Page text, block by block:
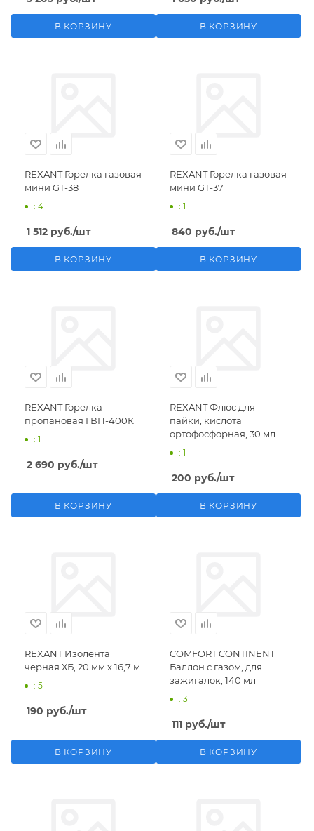
В КОРЗИНУ В КОРЗИНУ
REXANT Горелка газовая
мини GT-38
: 4
1 512 руб./шт
В КОРЗИНУ
REXANT Горелка газовая
мини GT-37
: 1
840 руб./шт
В КОРЗИНУ
REXANT Горелка
пропановая ГВП-400К
: 1
2 690 руб./шт
В КОРЗИНУ
REXANT Флюс для
пайки, кислота
ортофосфорная, 30 мл
: 1
200 руб./шт
В КОРЗИНУ
REXANT Изолента
черная ХБ, 20 мм х 16,7 м
: 5
190 руб./шт
В КОРЗИНУ
COMFORT CONTINENT
Баллон с газом, для
зажигалок, 140 мл
: 3
111 руб./шт
В КОРЗИНУ